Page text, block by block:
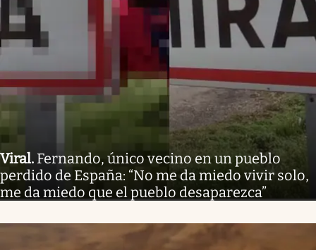
Viral. Fernando, único vecino en un pueblo
perdido de España: “No me da miedo vivir solo,
me da miedo que el pueblo desaparezca”